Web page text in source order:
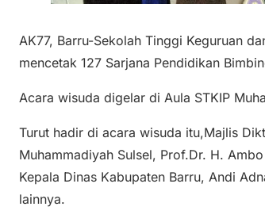
AK77, Barru-Sekolah Tinggi Keguruan
mencetak 127 Sarjana Pendidikan
Acara wisuda digelar di Aula STKIP
Turut hadir di acara wisuda itu,Majlis
Muhammadiyah Sulsel, Prof.Dr. H.
Kepala Dinas Kabupaten Barru, Andi
lainnya.